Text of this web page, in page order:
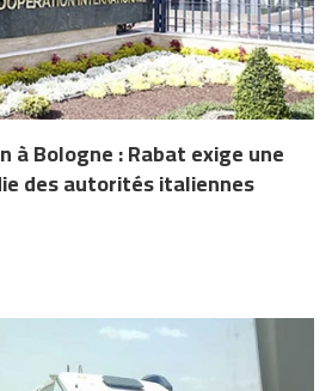
à Bologne : Rabat exige une
des autorités italiennes